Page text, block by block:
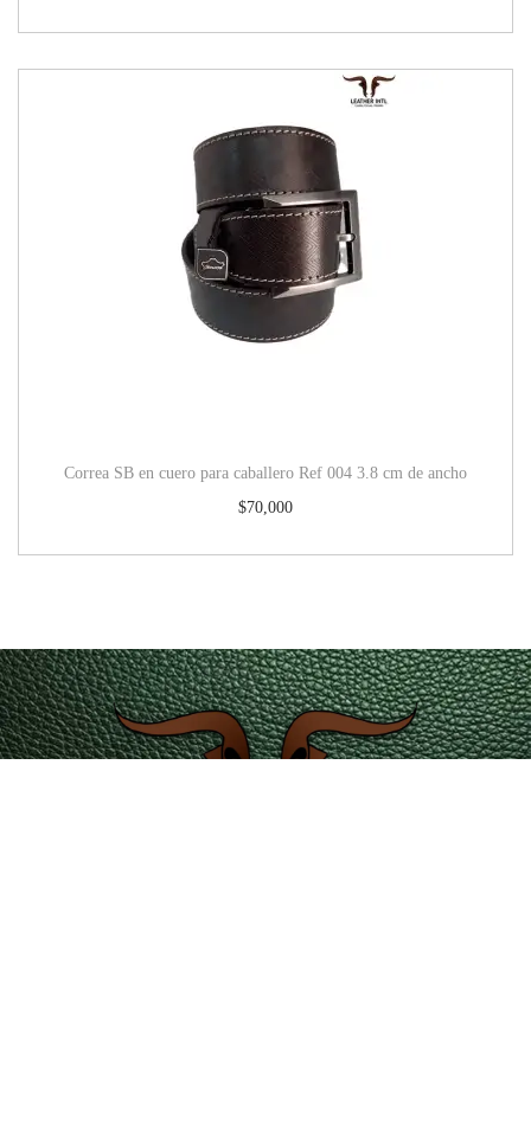
Correa SB en cuero para caballero Ref 004 3.8 cm de ancho
$70,000